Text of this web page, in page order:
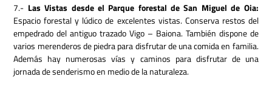
7.- Las Vistas desde el Parque forestal de San Miguel de Oia:
Espacio forestal y lúdico de excelentes vistas. Conserva restos del
empedrado del antiguo trazado Vigo – Baiona. También dispone de
varios merenderos de piedra para disfrutar de una comida en familia.
Además hay numerosas vías y caminos para disfrutar de una
jornada de senderismo en medio de la naturaleza.